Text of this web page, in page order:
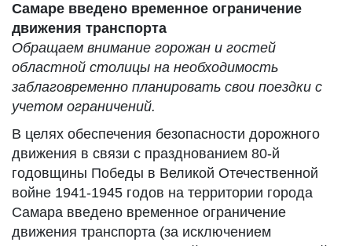
Самаре введено временное ограничение
движения транспорта
Обращаем внимание горожан и гостей
областной столицы на необходимость
заблаговременно планировать свои поездки с
учетом ограничений.
В целях обеспечения безопасности дорожного
движения в связи с празднованием 80-й
годовщины Победы в Великой Отечественной
войне 1941-1945 годов на территории города
Самара введено временное ограничение
движения транспорта (за исключением